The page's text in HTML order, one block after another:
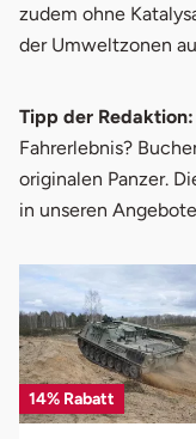
zudem ohne
der Umweltzonen
Tipp der Redaktion:
Fahrerlebnis?
originalen Panzer.
in unseren
14% Rabatt